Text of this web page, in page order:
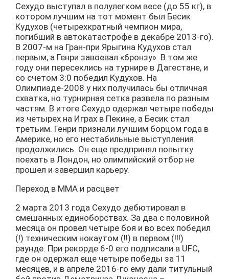
Сехудо выступал в полулегком весе (до 55 кг), в
котором лучшим на тот момент был Бесик
Кудухов (четырехкратный чемпион мира,
погибший в автокатастрофе в декабре 2013-го).
В 2007-м на Гран-при Ярыгина Кудухов стал
первым, а Генри завоевал «бронзу». В том же
году они пересеклись на турнире в Дагестане, и
со счетом 3:0 победил Кудухов. На
Олимпиаде-2008 у них получилась бы отличная
схватка, но турнирная сетка развела по разным
частям. В итоге Сехудо одержал четыре победы
из четырех на Играх в Пекине, а Бесик стал
третьим. Генри признали лучшим борцом года в
Америке, но его нестабильные выступления
продолжились. Он еще предпринял попытку
поехать в Лондон, но олимпийский отбор не
прошел и завершил карьеру.
Переход в MMA и расцвет
2 марта 2013 года Сехудо дебютировал в
смешанных единоборствах. За два с половиной
месяца он провел четыре боя и во всех победил
(!) техническим нокаутом (!!) в первом (!!!)
раунде. При рекорде 6-0 его подписали в UFC,
где он одержал еще четыре победы за 11
месяцев, и в апреле 2016-го ему дали титульный